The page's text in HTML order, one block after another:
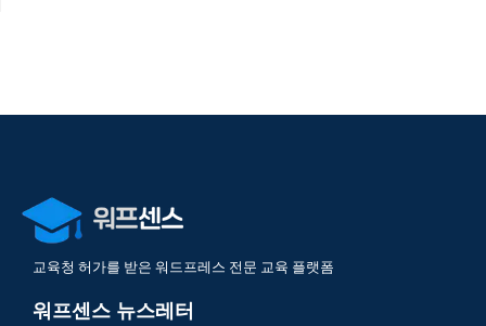
교육청 허가를 받은 워드프레스 전문 교육 플랫폼
워프센스 뉴스레터